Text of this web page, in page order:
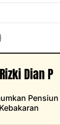
Dian P